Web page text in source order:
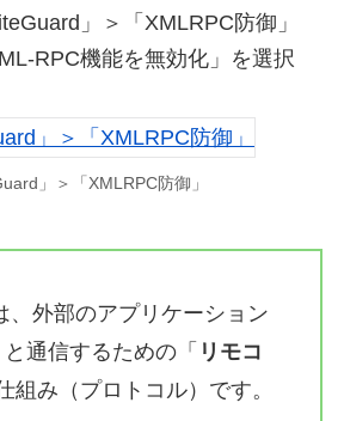
」＞「XMLRPC防御」
RPC機能を無効化」を選択
」＞「XMLRPC防御」
、外部のアプリケーション
通信するための「 リモコ
組み（プロトコル）です。